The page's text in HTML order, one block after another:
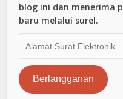
blog ini dan menerima
baru melalui surel.
Surat
Elektronik
Berlangganan